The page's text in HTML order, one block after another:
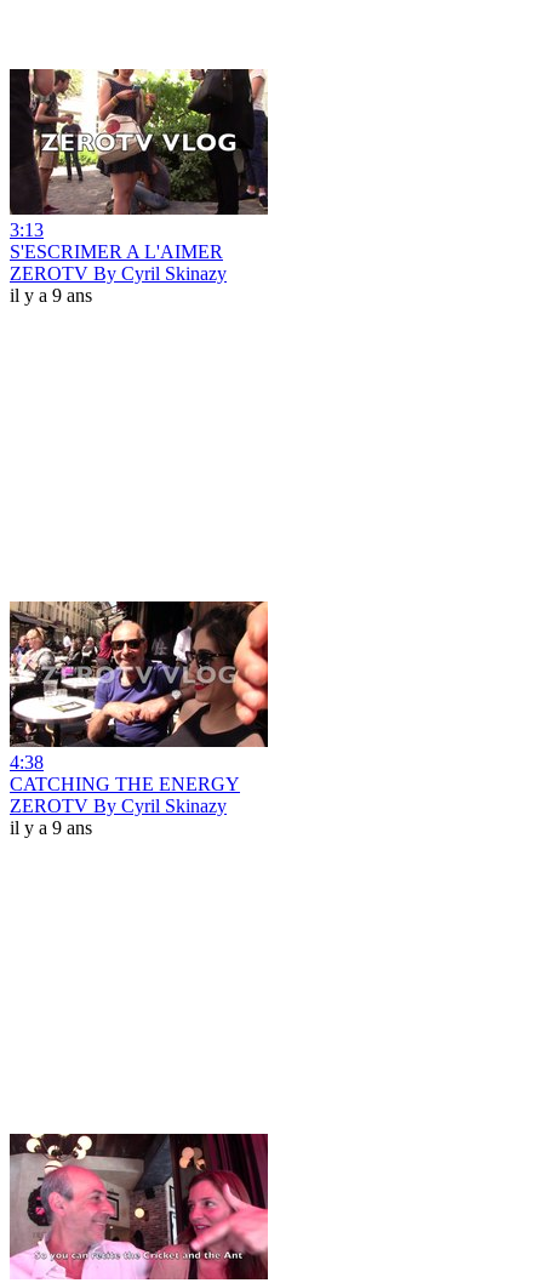
3:13
S'ESCRIMER A L'AIMER
ZEROTV By Cyril Skinazy
il y a 9 ans
4:38
CATCHING THE ENERGY
ZEROTV By Cyril Skinazy
il y a 9 ans